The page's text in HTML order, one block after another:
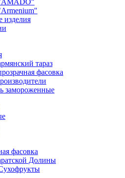
изделия
тараз
фасовка
замороженные
фасовка
Долины